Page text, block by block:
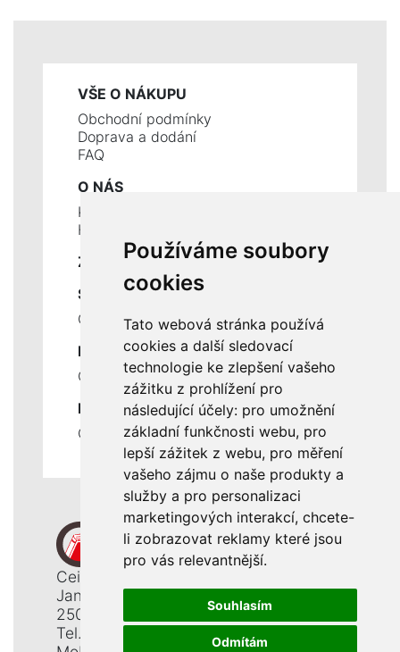
Používáme soubory
cookies
Tato webová stránka používá
cookies a další sledovací
technologie ke zlepšení vašeho
zážitku z prohlížení pro
následující účely: pro umožnění
základní funkčnosti webu, pro
lepší zážitek z webu, pro měření
vašeho zájmu o naše produkty a
služby a pro personalizaci
marketingových interakcí, chcete-
li zobrazovat reklamy které jsou
pro vás relevantnější.
Souhlasím
Odmítám
VŠE O NÁKUPU
Obchodní podmínky
Doprava a dodání
FAQ
O NÁS
Kontakty
Historie a současnost
ZÁKLADNÍ ÚDAJE
SLUŽBY
Ceník servisních prací
DŮLEŽITÉ INFORMACE
Ochrana osobních údajů
RYCHLÉ ODKAZY
Odstoupení od smlouvy
Ceiba, s. r. o.
Jana Opletala 1265
250 01 Brandýs n. L. - St. Boleslav
Tel.: +420 326 911 044